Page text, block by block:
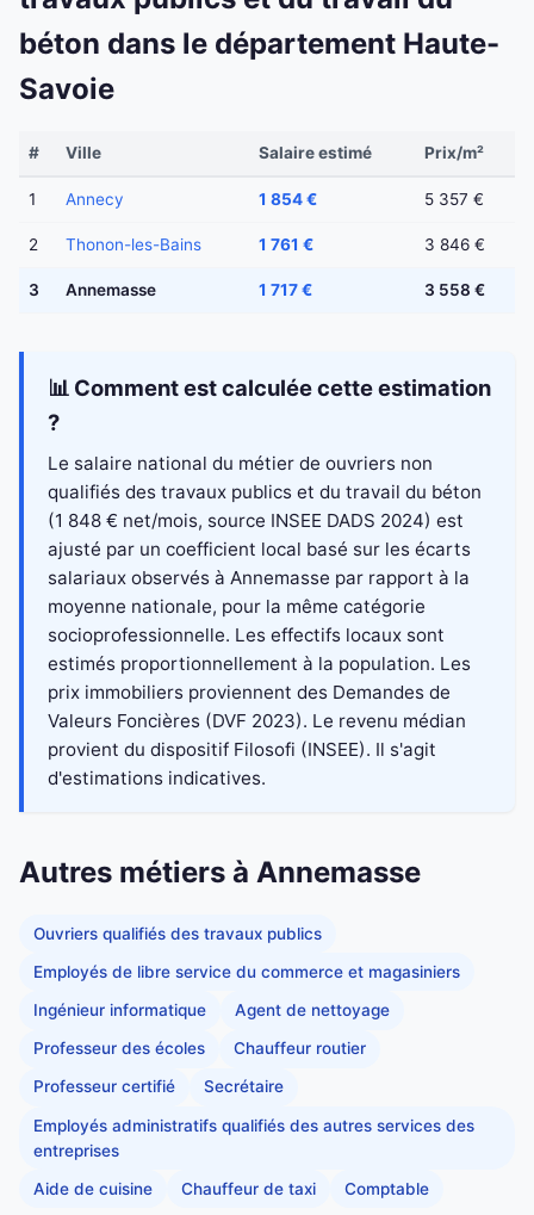
béton dans le département Haute-
Savoie
# Ville Salaire estimé Prix/m²
1 Annecy 1 854 € 5 357 €
2 Thonon-les-Bains 1 761 € 3 846 €
3 Annemasse 1 717 € 3 558 €
📊 Comment est calculée cette estimation
?
Le salaire national du métier de ouvriers non
qualifiés des travaux publics et du travail du béton
(1 848 € net/mois, source INSEE DADS 2024) est
ajusté par un coefficient local basé sur les écarts
salariaux observés à Annemasse par rapport à la
moyenne nationale, pour la même catégorie
socioprofessionnelle. Les effectifs locaux sont
estimés proportionnellement à la population. Les
prix immobiliers proviennent des Demandes de
Valeurs Foncières (DVF 2023). Le revenu médian
provient du dispositif Filosofi (INSEE). Il s'agit
d'estimations indicatives.
Autres métiers à Annemasse
Ouvriers qualifiés des travaux publics
Employés de libre service du commerce et magasiniers
Ingénieur informatique Agent de nettoyage
Professeur des écoles Chauffeur routier
Professeur certifié Secrétaire
Employés administratifs qualifiés des autres services des
entreprises
Aide de cuisine Chauffeur de taxi Comptable